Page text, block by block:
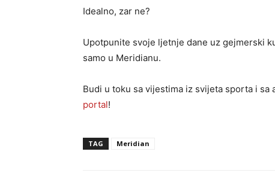
Idealno, zar ne?
Upotpunite svoje ljetnje dane uz gejmerski
samo u Meridianu.
Budi u toku sa vijestima iz svijeta sporta i sa
portal!
TAG Meridian